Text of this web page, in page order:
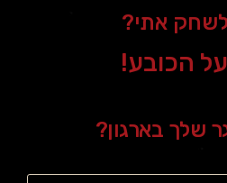
לשחק אתי?
הכובע!
שלך בארגון?